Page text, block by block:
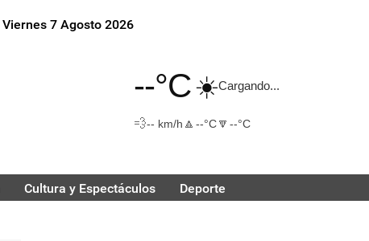
Viernes 7 Agosto 2026
--°C☀️Cargando...
💨-- km/h 🔼 --°C🔽 --°C
Cultura y Espectáculos Deporte